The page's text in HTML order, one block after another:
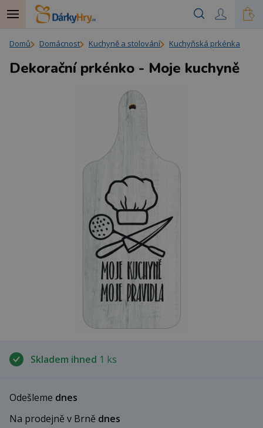
Domů Domácnost Kuchyně a stolování Kuchyňská prkénka
Skladem ihned 1 ks
Odešleme dnes
Na prodejně v Brně dnes
Dekorační prkénko - Moje kuchyně